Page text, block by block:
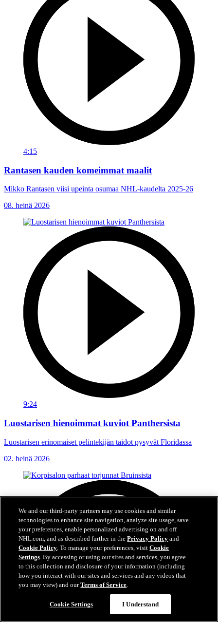
4:15
Rantasen kauden komeimmat maalit
Mikko Rantasen viisi upeinta osumaa NHL-kaudelta 2025-26
08. heinä 2026
9:24
Luostarisen hienoimmat kuviot Panthersista
Luostarisen erinomaiset pelintekijän taidot pysyvät Floridassa
02. heinä 2026
We and our third-party partners may use cookies and similar
technologies to enhance site navigation, analyze site usage, save
your preferences, enable personalized advertising on and off
NHL.com, and as described further in thePrivacy Policy and
Cookie Policy. To manage your preferences, visitCookie
Settings. By accessing or using our sites and services, you agree
to this collection and disclosure of your information (including
how you interact with our sites and services and any videos that
you may view) and ourTerms of Service.
Cookie Settings I Understand